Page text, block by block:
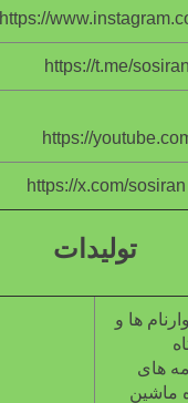
https://
https://
تولیدات
ها و
های
ماشین